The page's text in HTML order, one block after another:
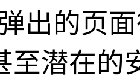
出的页
至潜在的